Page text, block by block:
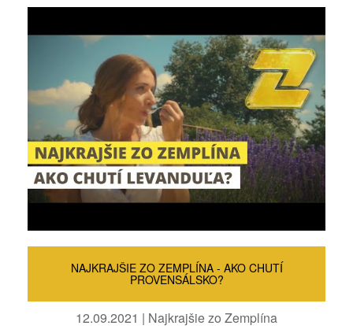
NAJKRAJŠIE ZO ZEMPLÍNA - AKO CHUTÍ
PROVENSÁLSKO?
12.09.2021 | Najkrajšie zo Zemplína